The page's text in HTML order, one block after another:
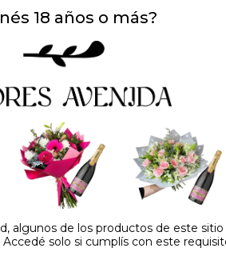
Dejá tu opinión
IMPORTADAS BLACK CON
18 años o más?
algunos de los productos de este
Accedé solo si cumplís con este